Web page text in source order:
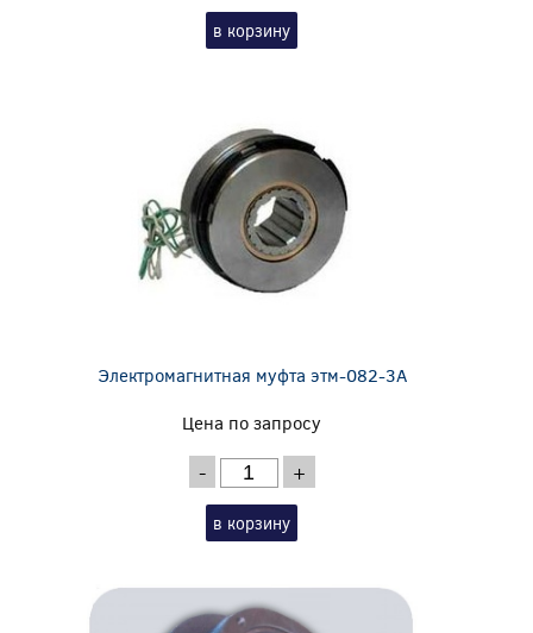
в корзину
Электромагнитная муфта этм-082-3А
Цена по запросу
- +
в корзину